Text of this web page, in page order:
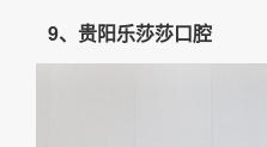
9、贵阳乐莎莎口腔